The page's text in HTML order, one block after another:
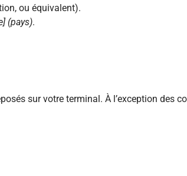
ou équivalent).
(pays).
sur votre terminal. À l’exception des